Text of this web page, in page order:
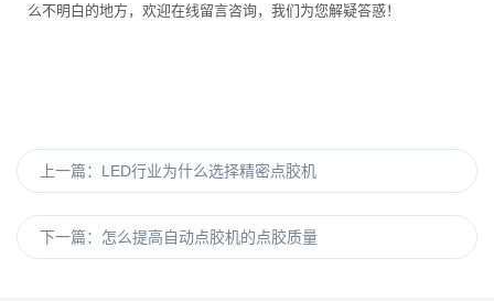
么不明白的地方，欢迎在线留言咨询，我们为您解疑答惑！
上一篇： LED行业为什么选择精密点胶机
下一篇： 怎么提高自动点胶机的点胶质量